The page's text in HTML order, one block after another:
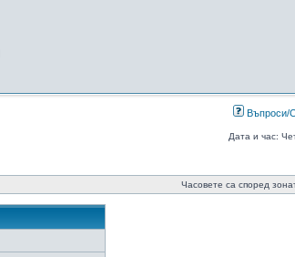
Въпроси/
Дата и час:
Часовете са според